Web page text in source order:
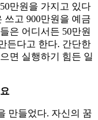
만원을 가지고 있다
쓰고 900만원을 예금
은 어디서든 50만원
든다고 한다. 간단한
면 실행하기 힘든 일
만들었다. 자신의 꿈